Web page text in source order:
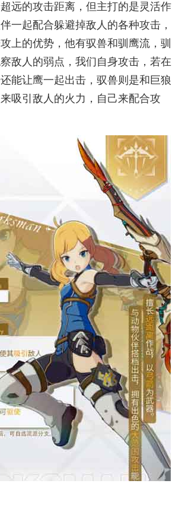
远的攻击距离，但主打的是灵活作
一起配合躲避掉敌人的各种攻击，
上的优势，他有驭兽和驯鹰流，驯
敌人的弱点，我们自身攻击，若在
能让鹰一起出击，驭兽则是和巨狼
吸引敌人的火力，自己来配合攻